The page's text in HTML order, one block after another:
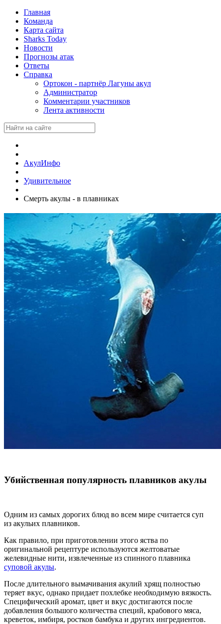
Главная
Команда
Карта сайта
Sharks Today
Новости
Прогнозы атак
Ответы
Справка
Ортокон - партнёр Лагуны акул
Администратор
Комментарии участников
Лента активности
АкулИнфо
Удивительное
Смерть акулы - в плавниках
Убийственная популярность плавников акулы
Одним из самых дорогих блюд во всем мире считается суп
из акульих плавников.
Как правило, при приготовлении этого яства по
оригинальной рецептуре используются желтоватые
желевидные нити, извлеченные из спинного плавника
суповой акулы.
После длительного вымачивания акулий хрящ полностью
теряет вкус, однако придает похлебке необходимую вязкость.
Специфический аромат, цвет и вкус достигаются после
добавления большого количества специй, крабового мяса,
креветок, имбиря, ростков бамбука и других ингредиентов.